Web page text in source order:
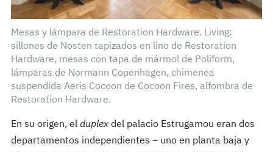
Mesas y lámpara de Restoration Hardware. Living:
sillones de Nosten tapizados en lino de Restoration
Hardware, mesas con tapa de mármol de Poliform,
lámparas de Normann Copenhagen, chimenea
suspendida Aeris Cocoon de Cocoon Fires, alfombra de
Restoration Hardware.
En su origen, el duplexdel palacio Estrugamou eran dos
departamentos independientes – uno en planta baja y